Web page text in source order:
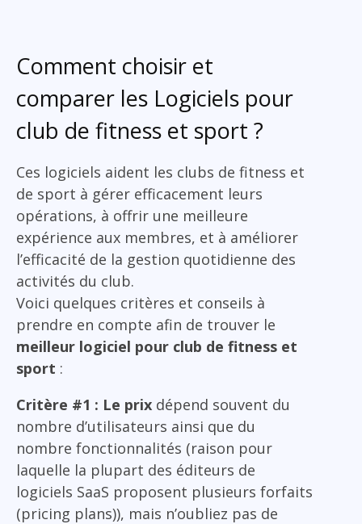
Comment choisir et
comparer les Logiciels pour
club de fitness et sport ?
Ces logiciels aident les clubs de fitness et
de sport à gérer efficacement leurs
opérations, à offrir une meilleure
expérience aux membres, et à améliorer
l’efficacité de la gestion quotidienne des
activités du club.
Voici quelques critères et conseils à
prendre en compte afin de trouver le
meilleur logiciel pour club de fitness et
sport :
Critère #1 : Le prix dépend souvent du
nombre d’utilisateurs ainsi que du
nombre fonctionnalités (raison pour
laquelle la plupart des éditeurs de
logiciels SaaS proposent plusieurs forfaits
(pricing plans)), mais n’oubliez pas de